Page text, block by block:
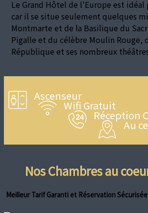
Le Grand Hôtel de l'Europe est
car il se situe seulement quelques
Montmarte et de la Basilique du
Pigalle et du célèbre Moulin Rouge,
République et ses nombreux
Ascenseur
Wifi Gratuit
Réception
Au
Nos Chambres au
Meilleur Tarif Garanti et Réservation